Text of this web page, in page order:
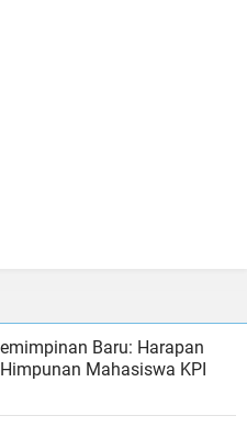
Baru: Harapan
Mahasiswa KPI